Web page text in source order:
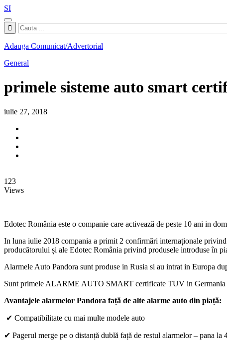
SI
Adauga Comunicat/Advertorial
General
primele sisteme auto smart
iulie 27, 2018
123
Views
Edotec România este o companie care activează de peste 10 ani in
In luna iulie 2018 compania a primit 2 confirmări internaționale
producătorului și ale Edotec România privind produsele introduse în
Alarmele Auto Pandora sunt produse in Rusia si au intrat in Europa
Sunt primele ALARME AUTO SMART certificate TUV in Germania
Avantajele alarmelor Pandora față de alte alarme auto din piață:
✔ Compatibilitate cu mai multe modele auto
✔ Pagerul merge pe o distanță dublă față de restul alarmelor – pana la